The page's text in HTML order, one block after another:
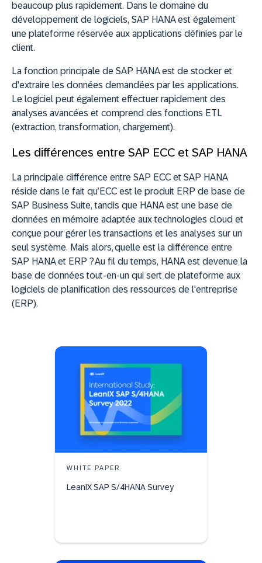
beaucoup plus rapidement. Dans le domaine du
développement de logiciels, SAP HANA est également
une plateforme réservée aux applications définies par le
client.
La fonction principale de SAP HANA est de stocker et
d'extraire les données demandées par les applications.
Le logiciel peut également effectuer rapidement des
analyses avancées et comprend des fonctions ETL
(extraction, transformation, chargement).
Les différences entre SAP ECC et SAP HANA
La principale différence entre SAP ECC et SAP HANA
réside dans le fait qu’ECC est le produit ERP de base de
SAP Business Suite, tandis que HANA est une base de
données en mémoire adaptée aux technologies cloud et
conçue pour gérer les transactions et les analyses sur un
seul système. Mais alors,quelle est la différence entre
SAP HANA et ERP ?Au fil du temps, HANA est devenue la
base de données tout-en-un qui sert de plateforme aux
logiciels de planification des ressources de l'entreprise
(ERP).
WHITE PAPER
LeanIX SAP S/4HANA Survey